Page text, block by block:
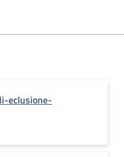
eclusione-